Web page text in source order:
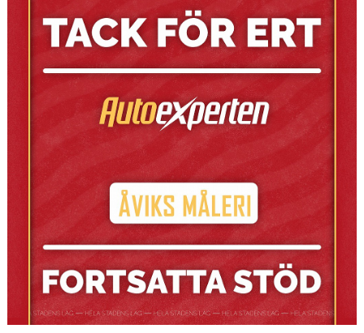
OM KLUBBEN
MEDLEMSINFORMATION
BILJETTINFORMATION
MATCHER
BILDER
IBIS INLOGGNING
HALLBOKNING
SPONSORER